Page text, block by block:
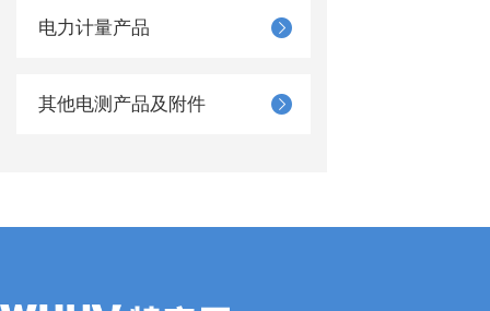
电力计量产品
其他电测产品及附件